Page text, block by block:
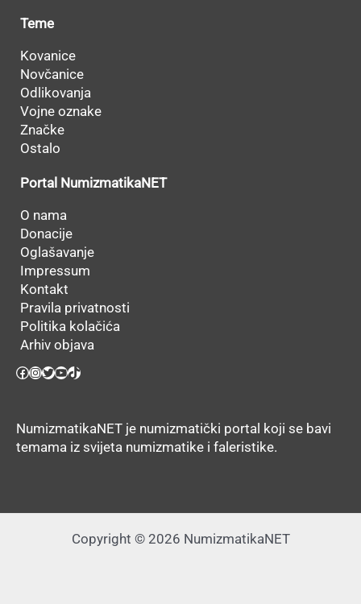
Teme
Kovanice
Novčanice
Odlikovanja
Vojne oznake
Značke
Ostalo
Portal NumizmatikaNET
O nama
Donacije
Oglašavanje
Impressum
Kontakt
Pravila privatnosti
Politika kolačića
Arhiv objava
Facebook
Instagram
Twitter
YouTube
TikTok
NumizmatikaNET je numizmatički portal koji se bavi
temama iz svijeta numizmatike i faleristike.
Copyright © 2026 NumizmatikaNET